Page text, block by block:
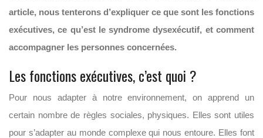
article, nous tenterons d’expliquer ce que sont les fonctions
exécutives, ce qu’est le syndrome dysexécutif, et comment
accompagner les personnes concernées.
Les fonctions exécutives, c’est quoi ?
Pour nous adapter à notre environnement, on apprend un
certain nombre de règles sociales, physiques. Elles sont utiles
pour s’adapter au monde complexe qui nous entoure. Elles font